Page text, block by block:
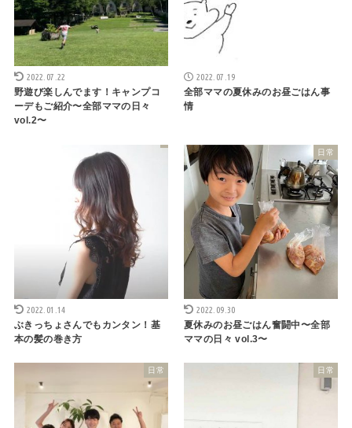
2022.07.22
野遊び楽しんでます！キャンプコ
ーデもご紹介〜全部ママの日々
vol.2〜
2022.07.19
全部ママの夏休みのお昼ごはん事
情
2022.01.14
ぶきっちょさんでもカンタン！基
本の髪の巻き方
日常
2022.09.30
夏休みのお昼ごはん奮闘中〜全部
ママの日々 vol.3〜
日常 日常